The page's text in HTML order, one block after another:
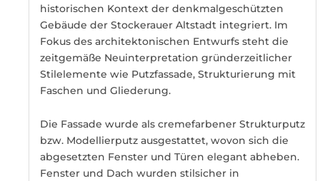
historischen Kontext der denkmalgeschützten
Gebäude der Stockerauer Altstadt integriert. Im
Fokus des architektonischen Entwurfs steht die
zeitgemäße Neuinterpretation gründerzeitlicher
Stilelemente wie Putzfassade, Strukturierung mit
Faschen und Gliederung.
Die Fassade wurde als cremefarbener Strukturputz
bzw. Modellierputz ausgestattet, wovon sich die
abgesetzten Fenster und Türen elegant abheben.
Fenster und Dach wurden stilsicher in